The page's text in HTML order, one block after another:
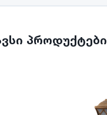
პროდუქტები